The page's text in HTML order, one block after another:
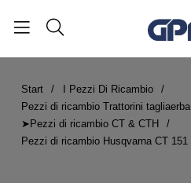
Start
I Pezzi Di Ricambio
Pezzi di ricambio Trattorini tagliaerba
➤Pezzi di ricambio CT & CTH
Pezzi di ricambio Husqvarna CT 151